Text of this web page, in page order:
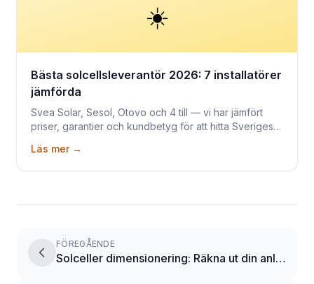
☀️
Bästa solcellsleverantör 2026: 7 installatörer
jämförda
Svea Solar, Sesol, Otovo och 4 till — vi har jämfört
priser, garantier och kundbetyg för att hitta Sveriges
Läs mer →
FÖREGÅENDE
Solceller dimensionering: Räkna ut din anläggning på 5 minuter